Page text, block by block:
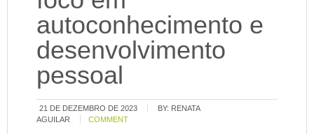
autoconhecimento e
desenvolvimento
pessoal
21 DE DEZEMBRO DE 2023 BY: RENATA
AGUILAR
COMMENT